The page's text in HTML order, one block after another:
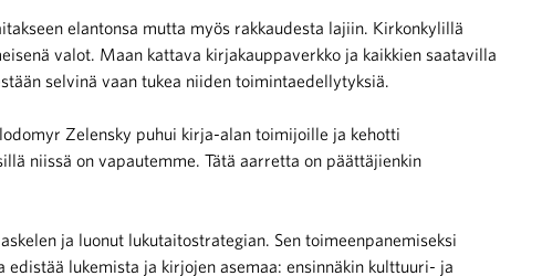
elantonsa mutta myös rakkaudesta lajiin. Kirkonkylillä
valot. Maan kattava kirjakauppaverkko ja kaikkien saatavilla
selvinä vaan tukea niiden toimintaedellytyksiä.
Zelensky puhui kirja-alan toimijoille ja kehotti
niissä on vapautemme. Tätä aarretta on päättäjienkin
ja luonut lukutaitostrategian. Sen toimeenpanemiseksi
lukemista ja kirjojen asemaa: ensinnäkin kulttuuri- ja